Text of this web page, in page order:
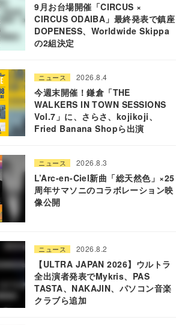
9月お台場開催「CIRCUS ×
CIRCUS ODAIBA」最終発表で鎮座
DOPENESS、Worldwide Skippa
の2組決定
ニュース 2026.8.4
今週末開催！鎌倉「THE
WALKERS IN TOWN SESSIONS
Vol.7」に、さらさ、kojikoji、
Fried Banana Shopら出演
ニュース 2026.8.3
L’Arc-en-Ciel新曲「総天然色」×25
周年サマソニのコラボレーション映
像公開
ニュース 2026.8.2
【ULTRA JAPAN 2026】ウルトラ
全出演者発表でMykris、PAS
TASTA、NAKAJIN、パソコン音楽
クラブら追加